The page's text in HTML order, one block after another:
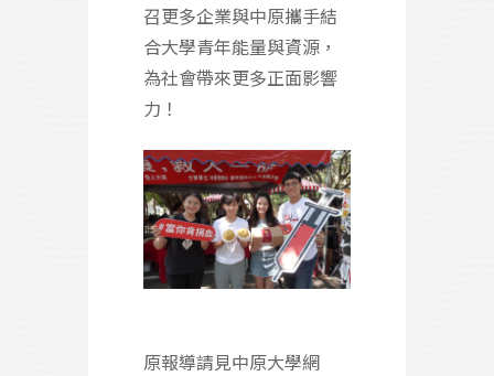
召更多企業與中原攜手結
合大學青年能量與資源，
為社會帶來更多正面影響
力！
原報導請見中原大學網